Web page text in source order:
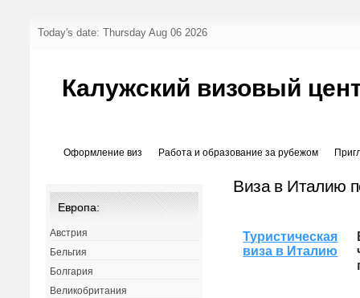
Today's date: Thursday Aug 06 2026
Калужский визовый
Оформление виз Работа и образование за рубежом
Виза в Италию
Туристическая
виза в Италию
Европа:
Австрия
Бельгия
Болгария
Великобритания